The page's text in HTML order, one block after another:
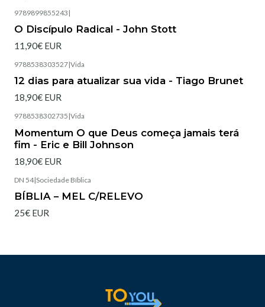
9789899855243 |
O Discípulo Radical - John Stott
11,90€ EUR
9788538303527|Vida
12 dias para atualizar sua vida - Tiago Brunet
18,90€ EUR
9788538302735 |Vida
Momentum O que Deus começa jamais terá
fim - Eric e Bill Johnson
18,90€ EUR
DN 54|Sociedade Bíblica
BÍBLIA – MEL C/RELEVO
25€ EUR